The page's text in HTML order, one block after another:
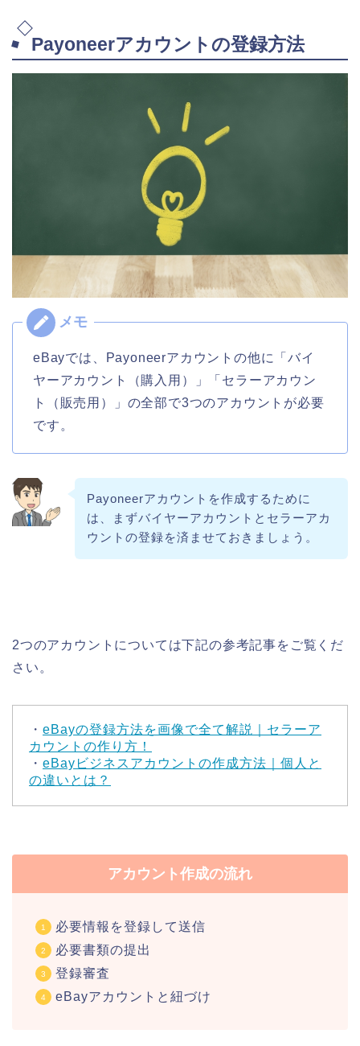
Payoneerアカウントの登録方法
eBayでは、Payoneerアカウントの他に「バイ
ヤーアカウント（購入用）」「セラーアカウン
ト（販売用）」の全部で3つのアカウントが必要
です。
Payoneerアカウントを作成するために
は、まずバイヤーアカウントとセラーアカ
ウントの登録を済ませておきましょう。
2つのアカウントについては下記の参考記事をご覧くだ
さい。
・ eBayの登録方法を画像で全て解説｜セラーア
カウントの作り方！
・ eBayビジネスアカウントの作成方法｜個人と
の違いとは？
アカウント作成の流れ
必要情報を登録して送信
必要書類の提出
登録審査
eBayアカウントと紐づけ